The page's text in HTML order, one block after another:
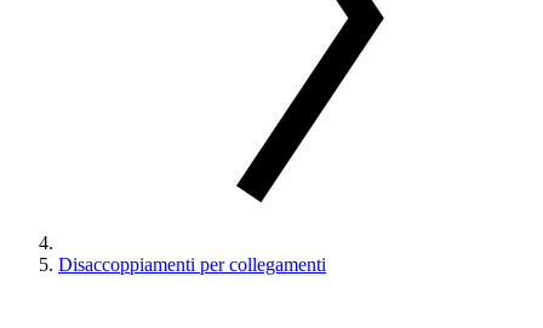
Disaccoppiamenti per collegamenti